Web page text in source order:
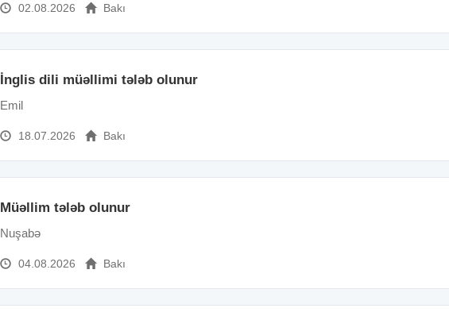
02.08.2026 Bakı
İnglis dili müəllimi tələb olunur
Emil
18.07.2026 Bakı
Müəllim tələb olunur
Nuşabə
04.08.2026 Bakı